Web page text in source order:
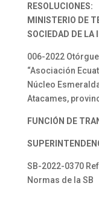
RESOLUCIONES:
MINISTERIO DE
SOCIEDAD DE LA
006-2022
“Asociación
Núcleo
Atacames,
FUNCIÓN DE
SB-2022-0370
Normas de la SB